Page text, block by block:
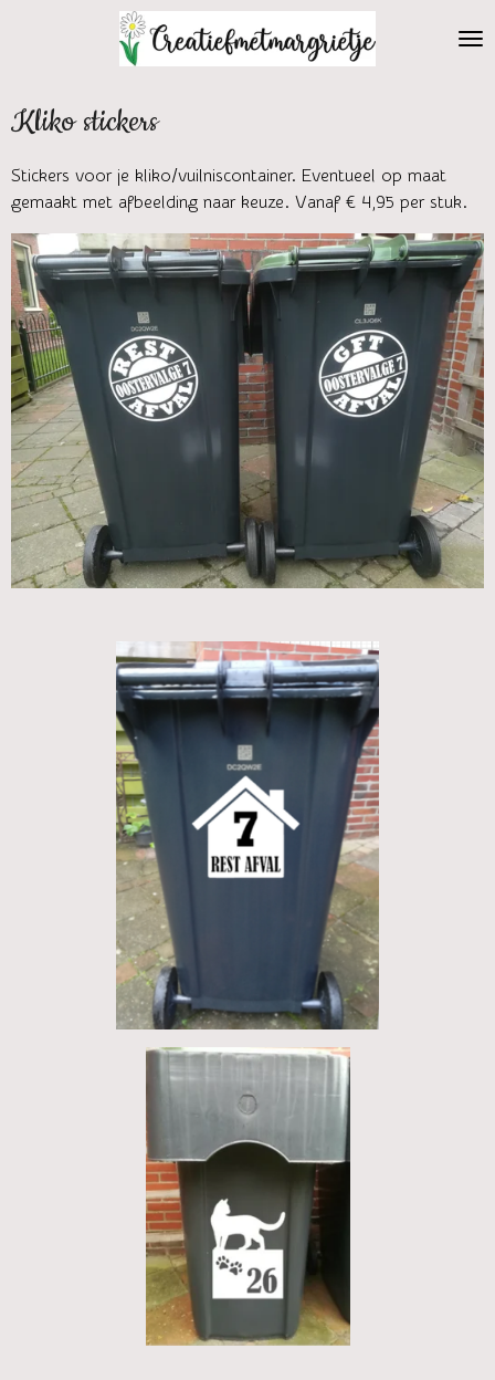
hoofdinhoud
Kliko stickers
Stickers voor je kliko/vuilniscontainer. Eventueel op maat
gemaakt met afbeelding naar keuze. Vanaf € 4,95 per stuk.